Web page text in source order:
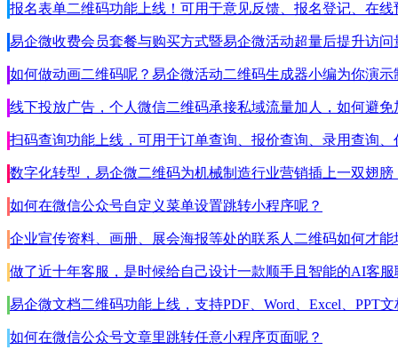
报名表单二维码功能上线！可用于意见反馈、报名登记、在
易企微收费会员套餐与购买方式暨易企微活动超量后提升访问
如何做动画二维码呢？易企微活动二维码生成器小编为你演示
线下投放广告，个人微信二维码承接私域流量加人，如何避
扫码查询功能上线，可用于订单查询、报价查询、录用查询
数字化转型，易企微二维码为机械制造行业营销插上一双翅膀
如何在微信公众号自定义菜单设置跳转小程序呢？
企业宣传资料、画册、展会海报等处的联系人二维码如何才
做了近十年客服，是时候给自己设计一款顺手且智能的AI客
易企微文档二维码功能上线，支持PDF、Word、Excel、PPT文
如何在微信公众号文章里跳转任意小程序页面呢？